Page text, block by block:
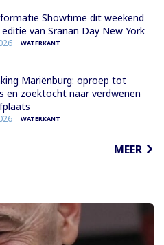
Showtime dit weekend
van Sranan Day New York
WATERKANT
Mariënburg: oproep tot
en zoektocht naar verdwenen
WATERKANT
MEER